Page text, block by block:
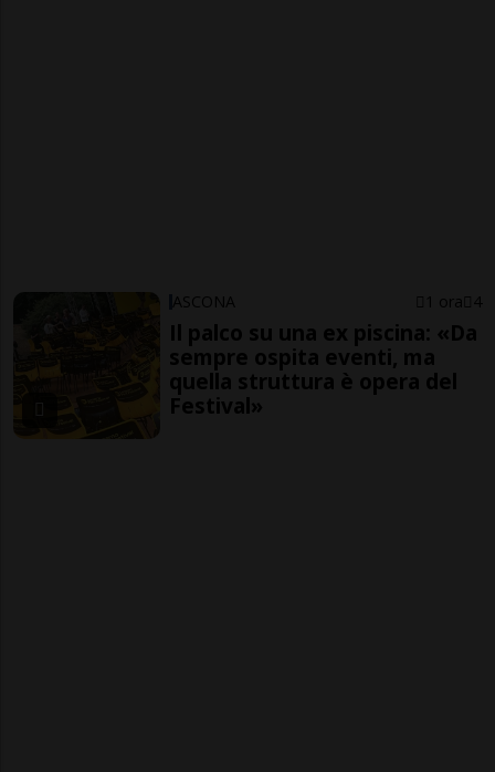
ASCONA 1 ora 4
Il palco su una ex piscina: «Da
sempre ospita eventi, ma
quella struttura è opera del
Festival»